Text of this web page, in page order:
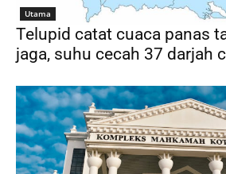
Utama
Telupid catat cuaca panas
jaga, suhu cecah 37 darjah